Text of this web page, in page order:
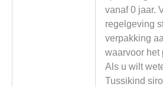
vanaf 0 jaar.
regelgeving
verpakking
waarvoor het
Als u wilt
Tussikind